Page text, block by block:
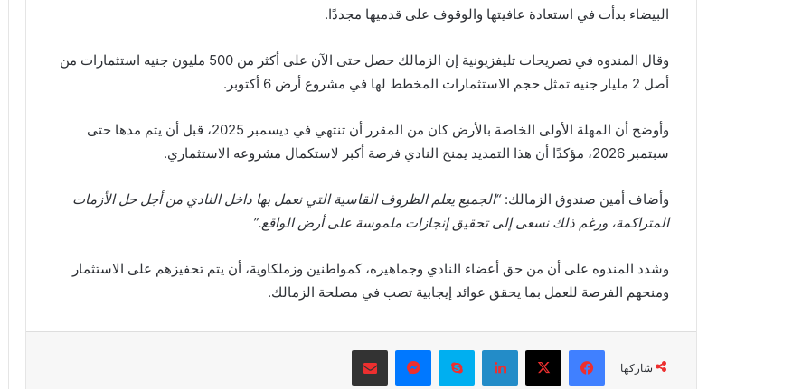
البيضاء بدأت في استعادة عافيتها والوقوف على قدميها مجددًا.
وقال المندوه في تصريحات تليفزيونية إن الزمالك حصل حتى الآن على أكثر من 500 مليون جنيه استثمارات من
أصل 2 مليار جنيه تمثل حجم الاستثمارات المخطط لها في مشروع أرض 6 أكتوبر.
وأوضح أن المهلة الأولى الخاصة بالأرض كان من المقرر أن تنتهي في ديسمبر 2025، قبل أن يتم مدها حتى
سبتمبر 2026، مؤكدًا أن هذا التمديد يمنح النادي فرصة أكبر لاستكمال مشروعه الاستثماري.
وأضاف أمين صندوق الزمالك:“الجميع يعلم الظروف القاسية التي نعمل بها داخل النادي من أجل حل الأزمات
المتراكمة، ورغم ذلك نسعى إلى تحقيق إنجازات ملموسة على أرض الواقع.”
وشدد المندوه على أن من حق أعضاء النادي وجماهيره، كمواطنين وزملكاوية، أن يتم تحفيزهم على الاستثمار
ومنحهم الفرصة للعمل بما يحقق عوائد إيجابية تصب في مصلحة الزمالك.
شاركها
فيسبوك X لينكدإن سكايب ماسنجر مشاركة عبر البريد